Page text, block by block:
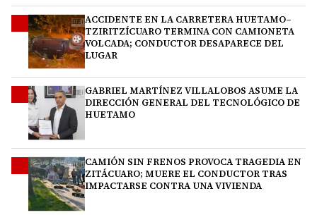
ACCIDENTE EN LA CARRETERA HUETAMO–
TZIRITZÍCUARO TERMINA CON CAMIONETA
VOLCADA; CONDUCTOR DESAPARECE DEL
LUGAR
GABRIEL MARTÍNEZ VILLALOBOS ASUME LA
DIRECCIÓN GENERAL DEL TECNOLÓGICO DE
HUETAMO
CAMIÓN SIN FRENOS PROVOCA TRAGEDIA EN
ZITÁCUARO; MUERE EL CONDUCTOR TRAS
IMPACTARSE CONTRA UNA VIVIENDA